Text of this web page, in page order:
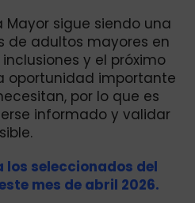
Mayor sigue siendo una
de adultos mayores en
y el próximo
oportunidad importante
por lo que es
informado y validar
los seleccionados del
mes de abril 2026.